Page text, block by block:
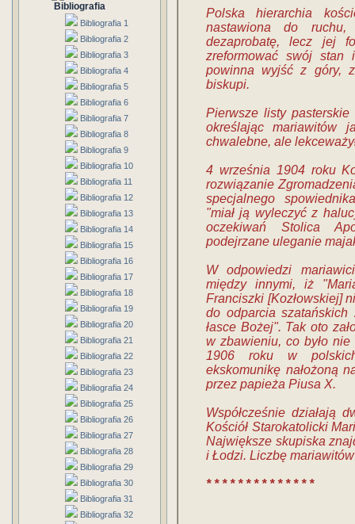
Bibliografia
Bibliografia 1
Bibliografia 2
Bibliografia 3
Bibliografia 4
Bibliografia 5
Bibliografia 6
Bibliografia 7
Bibliografia 8
Bibliografia 9
Bibliografia 10
Bibliografia 11
Bibliografia 12
Bibliografia 13
Bibliografia 14
Bibliografia 15
Bibliografia 16
Bibliografia 17
Bibliografia 18
Bibliografia 19
Bibliografia 20
Bibliografia 21
Bibliografia 22
Bibliografia 23
Bibliografia 24
Bibliografia 25
Bibliografia 26
Bibliografia 27
Bibliografia 28
Bibliografia 29
Bibliografia 30
Bibliografia 31
Bibliografia 32
Polska hierarchia
nastawiona do
dezaprobatę, lecz jej
zreformować swój stan
powinna wyjść z góry,
biskupi.
Pierwsze listy pasterskie
określając mariawitów
chwalebne, ale
4 września 1904 roku
rozwiązanie
specjalnego
"miał ją wyleczyć z
oczekiwań Stolica
podejrzane uleganie
W odpowiedzi
między innymi, iż
Franciszki [Kozłowskiej]
do odparcia
łasce Bożej". Tak oto
w zbawieniu, co było
1906 roku w
ekskomunikę nałożoną
przez papieża Piusa X.
Współcześnie działają
Kościół Starokatolicki
Największe skupiska
i Łodzi. Liczbę
* * * * * * * * * * * * * *